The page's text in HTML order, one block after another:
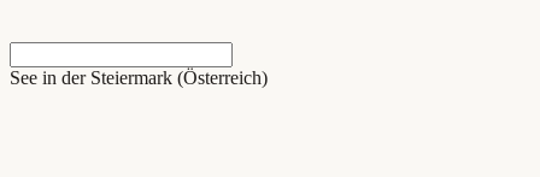
See in der Steiermark (Österreich)